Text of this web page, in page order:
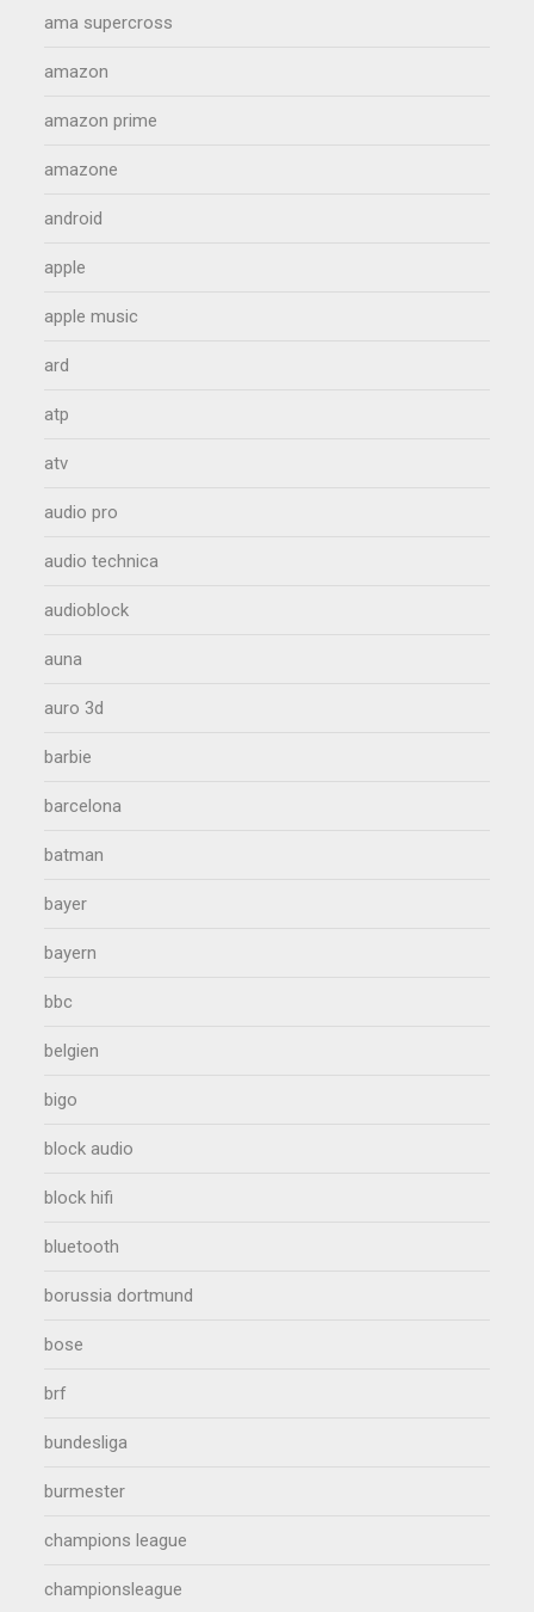
ama supercross
amazon
amazon prime
amazone
android
apple
apple music
ard
atp
atv
audio pro
audio technica
audioblock
auna
auro 3d
barbie
barcelona
batman
bayer
bayern
bbc
belgien
bigo
block audio
block hifi
bluetooth
borussia dortmund
bose
brf
bundesliga
burmester
champions league
championsleague